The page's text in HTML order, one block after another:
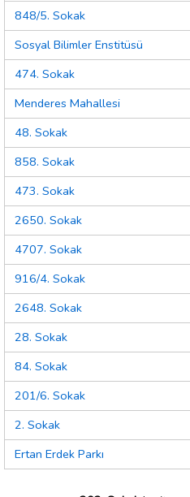
848/5. Sokak
Sosyal Bilimler Enstitüsü
474. Sokak
Menderes Mahallesi
48. Sokak
858. Sokak
473. Sokak
2650. Sokak
4707. Sokak
916/4. Sokak
2648. Sokak
28. Sokak
84. Sokak
201/6. Sokak
2. Sokak
Ertan Erdek Parkı